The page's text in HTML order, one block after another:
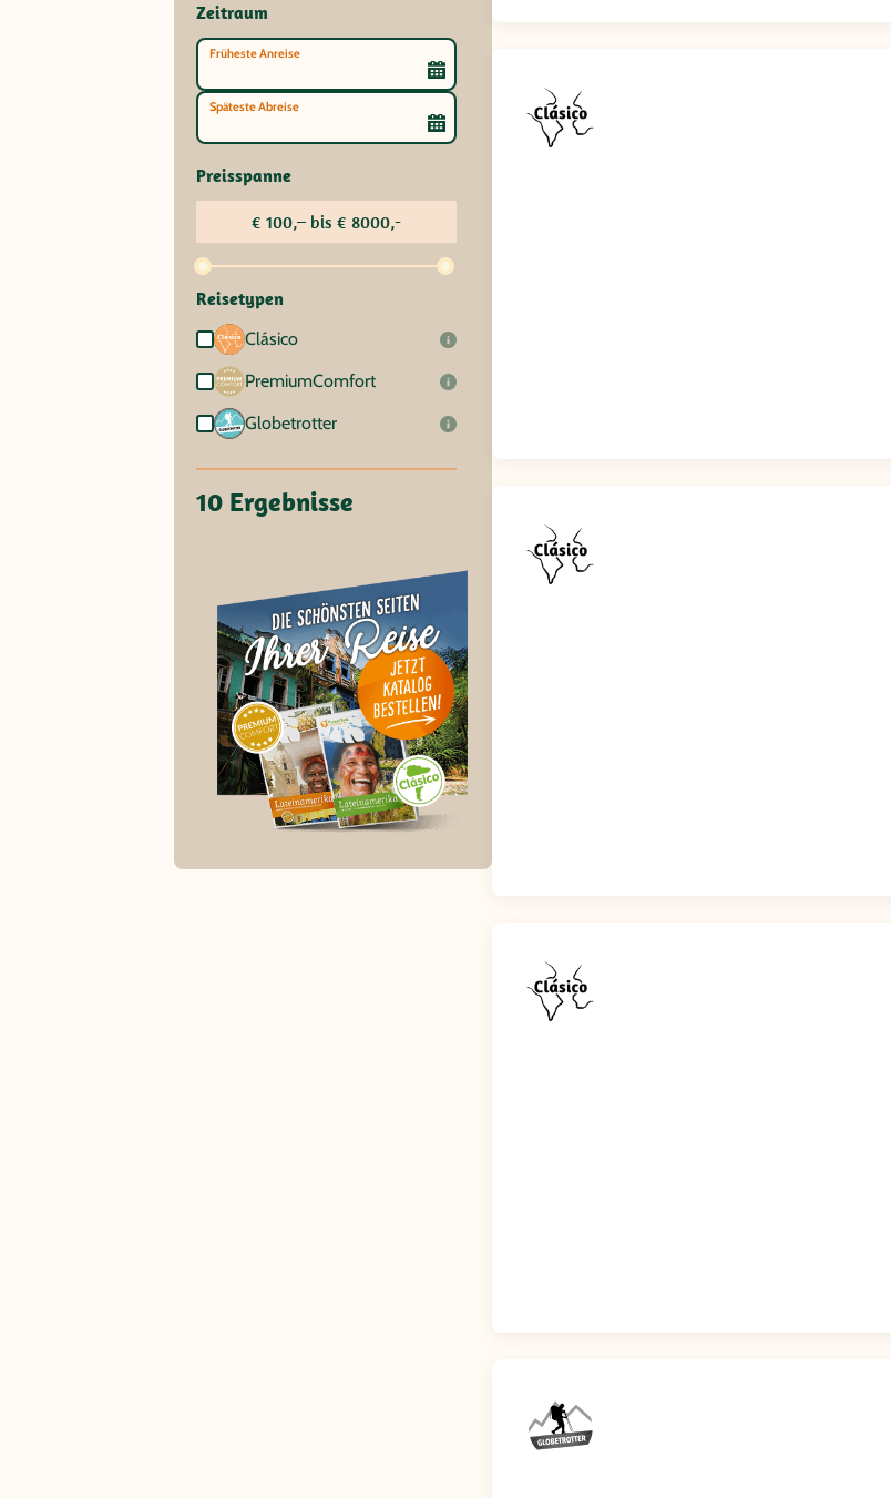
Zeitraum
Früheste Anreise
Späteste Abreise
Preisspanne
€ 100,– bis € 8000,-
Reisetypen
Clásico
PremiumComfort
Globetrotter
10 Ergebnisse